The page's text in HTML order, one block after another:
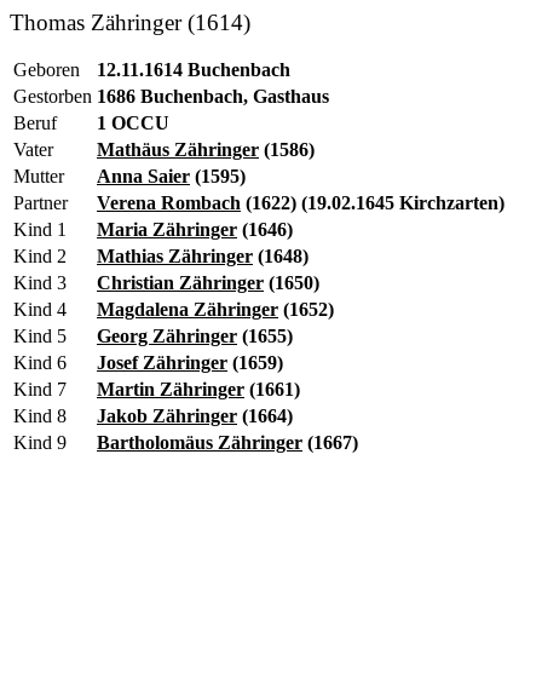
Thomas Zähringer (1614)
Geboren
12.11.1614 Buchenbach
Gestorben 1686 Buchenbach, Gasthaus
Beruf
1 OCCU
Vater
Mathäus Zähringer (1586)
Mutter
Anna Saier (1595)
Partner
Verena Rombach (1622) (19.02.1645 Kirchzarten)
Kind 1
Maria Zähringer (1646)
Kind 2
Mathias Zähringer (1648)
Kind 3
Christian Zähringer (1650)
Kind 4
Magdalena Zähringer (1652)
Kind 5
Georg Zähringer (1655)
Kind 6
Josef Zähringer (1659)
Kind 7
Martin Zähringer (1661)
Kind 8
Jakob Zähringer (1664)
Kind 9
Bartholomäus Zähringer (1667)